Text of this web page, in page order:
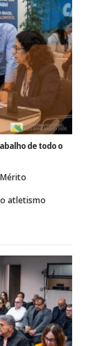
de todo o
atletismo